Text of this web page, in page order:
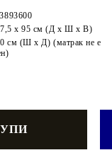
x 95 см (Д x Ш x В)
см (Ш x Д) (матрак не е